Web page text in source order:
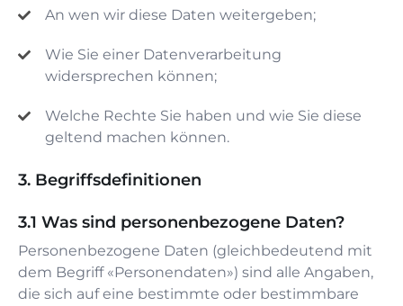
An wen wir diese Daten weitergeben;
Wie Sie einer Datenverarbeitung
widersprechen können;
Welche Rechte Sie haben und wie Sie diese
geltend machen können.
Begriffsdefinitionen
Was sind personenbezogene Daten?
Personenbezogene Daten (gleichbedeutend mit
dem Begriff «Personendaten») sind alle Angaben,
die sich auf eine bestimmte oder bestimmbare